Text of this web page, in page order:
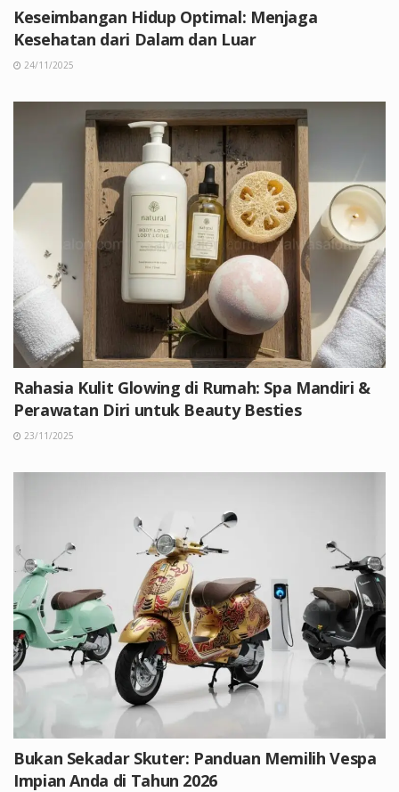
Keseimbangan Hidup Optimal: Menjaga
Kesehatan dari Dalam dan Luar
24/11/2025
Rahasia Kulit Glowing di Rumah: Spa Mandiri &
Perawatan Diri untuk Beauty Besties
23/11/2025
Bukan Sekadar Skuter: Panduan Memilih Vespa
Impian Anda di Tahun 2026